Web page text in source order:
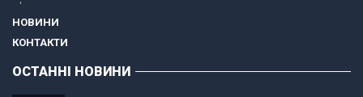
НОВИНИ
КОНТАКТИ
ОСТАННІ НОВИНИ